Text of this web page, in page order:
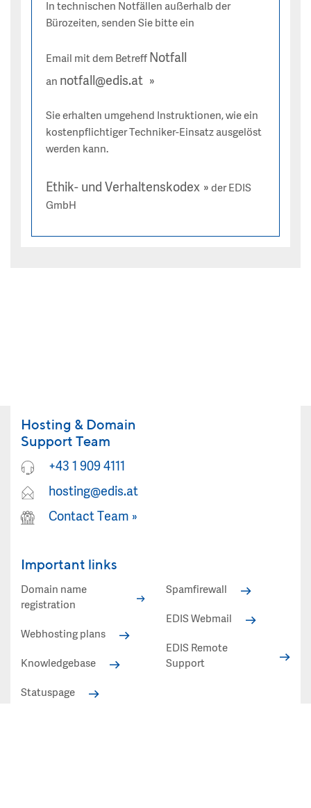
In technischen Notfällen außerhalb der
Bürozeiten, senden Sie bitte ein
Email mit dem Betreff Notfall
an notfall@edis.at
Sie erhalten umgehend Instruktionen, wie ein
kostenpflichtiger Techniker-Einsatz ausgelöst
werden kann.
Ethik- und Verhaltenskodex
der EDIS
GmbH
Hosting & Domain
Support Team
+43 1 909 4111
hosting@edis.at
Contact Team »
Important links
Domain name
registration
Webhosting plans
Knowledgebase
Spamfirewall
EDIS Webmail
EDIS Remote
Support
Statuspage